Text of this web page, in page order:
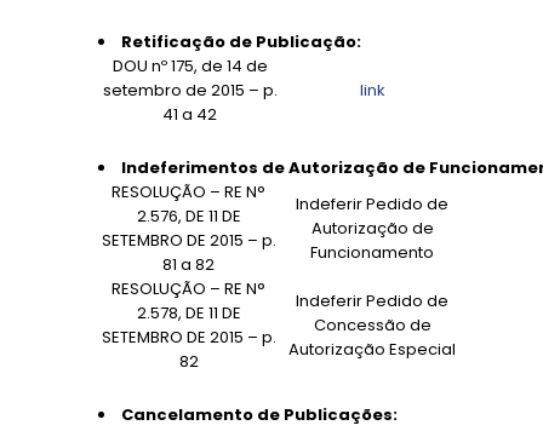
Retificação de Publicação:
DOU nº 175, de 14 de
setembro de 2015 – p.
41 a 42
link
Indeferimentos de Autorização de
RESOLUÇÃO – RE N°
2.576, DE 11 DE
SETEMBRO DE 2015 – p.
81 a 82
Indeferir Pedido de
Autorização de
Funcionamento
RESOLUÇÃO – RE N°
2.578, DE 11 DE
SETEMBRO DE 2015 – p.
82
Indeferir Pedido de
Concessão de
Autorização Especial
Cancelamento de Publicações: